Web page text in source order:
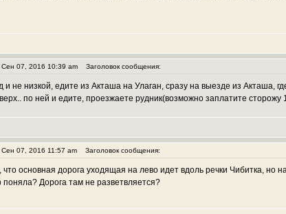
07, 2016 10:39 am Заголовок сообщения:
не низкой, едите из Акташа на Улаган, сразу на выезде из Акташа,
по ней и едите, проезжаете рудник(возможно заплатите сторожу
07, 2016 11:57 am Заголовок сообщения:
основная дорога уходящая на лево идет вдоль речки Чибитка, но
поняла? Дорога там не разветвляется?